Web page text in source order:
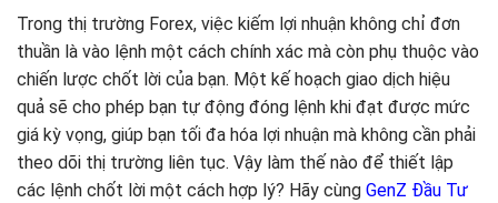
Trong thị trường Forex, việc kiếm lợi nhuận không chỉ đơn
thuần là vào lệnh một cách chính xác mà còn phụ thuộc vào
chiến lược chốt lời của bạn. Một kế hoạch giao dịch hiệu
quả sẽ cho phép bạn tự động đóng lệnh khi đạt được mức
giá kỳ vọng, giúp bạn tối đa hóa lợi nhuận mà không cần phải
theo dõi thị trường liên tục. Vậy làm thế nào để thiết lập
các lệnh chốt lời một cách hợp lý? Hãy cùng GenZ Đầu Tư